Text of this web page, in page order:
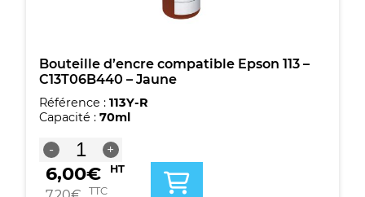
Bouteille d’encre compatible Epson 113 –
C13T06B440 – Jaune
Référence : 113Y-R
Capacité : 70ml
-
quantité
de
Bouteille
d'encre
+
6,00€ HT
TTC